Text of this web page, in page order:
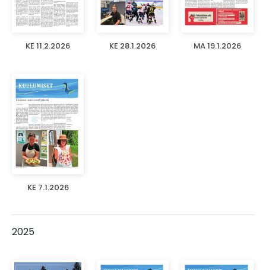
KE 11.2.2026 KE 28.1.2026 MA 19.1.2026
KE 7.1.2026
2025